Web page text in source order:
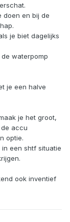
doen en bij de
je biet dagelijks
waterpomp
je een halve
je het groot,
accu
optie.
een shtf situatie
ook inventief